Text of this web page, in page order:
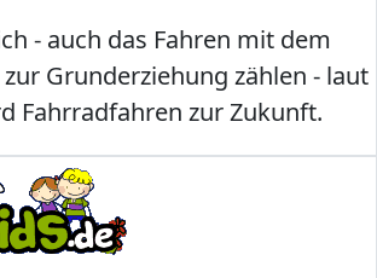
- auch das Fahren mit dem
Grunderziehung zählen - laut
Fahrradfahren zur Zukunft.